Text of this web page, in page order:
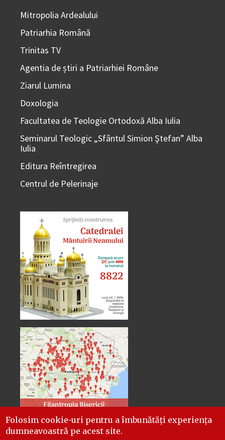
Mitropolia Ardealului
Patriarhia Română
Trinitas TV
Agentia de știri a Patriarhiei Române
Ziarul Lumina
Doxologia
Facultatea de Teologie Ortodoxă Alba Iulia
Seminarul Teologic „Sfântul Simion Ştefan” Alba
Iulia
Editura Reîntregirea
Centrul de Pelerinaje
Folosim cookie-uri pentru a îmbunătăți experiența
dumneavoastră pe acest site.